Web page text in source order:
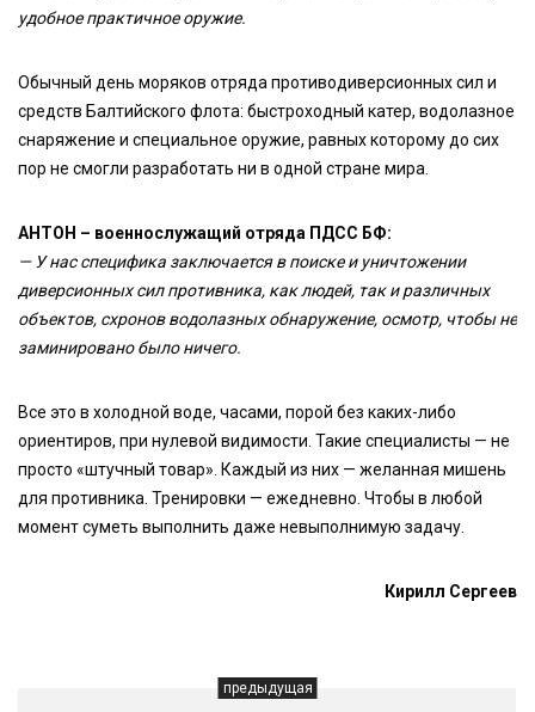
удобное практичное оружие.
Обычный день моряков отряда противодиверсионных сил и
средств Балтийского флота: быстроходный катер, водолазное
снаряжение и специальное оружие, равных которому до сих
пор не смогли разработать ни в одной стране мира.
АНТОН – военнослужащий отряда ПДСС БФ:
— У нас специфика заключается в поиске и уничтожении
диверсионных сил противника, как людей, так и различных
объектов, схронов водолазных обнаружение, осмотр, чтобы не
заминировано было ничего.
Все это в холодной воде, часами, порой без каких-либо
ориентиров, при нулевой видимости. Такие специалисты — не
просто «штучный товар». Каждый из них — желанная мишень
для противника. Тренировки — ежедневно. Чтобы в любой
момент суметь выполнить даже невыполнимую задачу.
Кирилл Сергеев
предыдущая